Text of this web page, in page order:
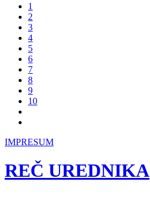
1
2
3
4
5
6
7
8
9
10
IMPRESUM
REČ UREDNIKA